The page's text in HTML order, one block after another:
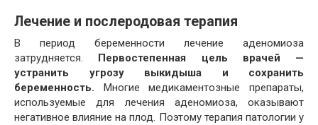
Лечение и послеродовая терапия
В период беременности лечение аденомиоза
затрудняется. Первостепенная цель врачей —
устранить угрозу выкидыша и сохранить
беременность. Многие медикаментозные препараты,
используемые для лечения аденомиоза, оказывают
негативное влияние на плод. Поэтому терапия патологии у